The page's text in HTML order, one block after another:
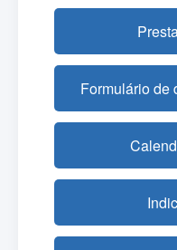
Formulário de